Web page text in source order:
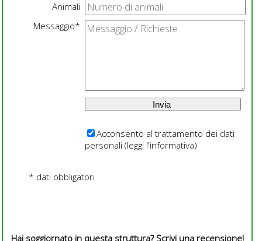
Animali
Messaggio*
Acconsento al trattamento dei dati
personali (leggi l'informativa)
* dati obbligatori
Hai soggiornato in questa struttura? Scrivi una recensione!